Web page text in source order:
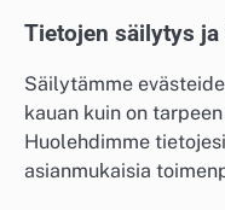
Tietojen säilytys
Säilytämme
kauan kuin on
Huolehdimme
asianmukaisia